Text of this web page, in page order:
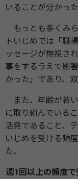
いることが分かった
もっとも多くみ
トいじめでは「職
ッセージが無視さ
事をするうえで影
かった」であり、
また、年齢が若
に取り組んでいる
活発であること、
いじめを受ける頻
た。
週1回以上の頻度